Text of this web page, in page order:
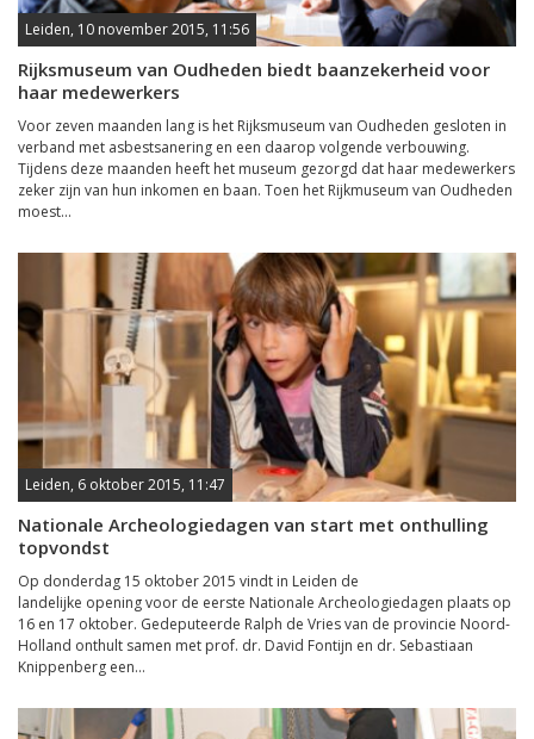
Leiden, 10 november 2015, 11:56
Rijksmuseum van Oudheden biedt baanzekerheid voor
haar medewerkers
Voor zeven maanden lang is het Rijksmuseum van Oudheden gesloten in
verband met asbestsanering en een daarop volgende verbouwing.
Tijdens deze maanden heeft het museum gezorgd dat haar medewerkers
zeker zijn van hun inkomen en baan. Toen het Rijkmuseum van Oudheden
moest...
Leiden, 6 oktober 2015, 11:47
Nationale Archeologiedagen van start met onthulling
topvondst
Op donderdag 15 oktober 2015 vindt in Leiden de
landelijke opening voor de eerste Nationale Archeologiedagen plaats op
16 en 17 oktober. Gedeputeerde Ralph de Vries van de provincie Noord-
Holland onthult samen met prof. dr. David Fontijn en dr. Sebastiaan
Knippenberg een...